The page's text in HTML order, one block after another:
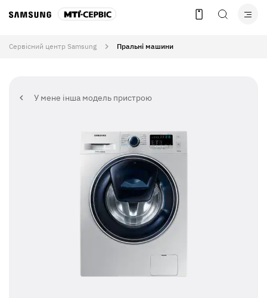
Сервісний центр Samsung Пральнi машини
У мене інша модель пристрою